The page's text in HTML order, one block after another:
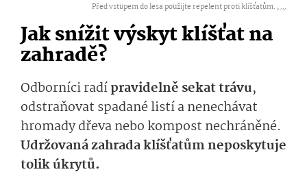
Před vstupem do lesa použijte repelent proti klíšťatům. ,...
Jak snížit výskyt klíšťat na
zahradě?
Odborníci radípravidelně sekat trávu,
odstraňovat spadané listí a nenechávat
hromady dřeva nebo kompost nechráněné.
Udržovaná zahrada klíšťatům neposkytuje
tolik úkrytů.